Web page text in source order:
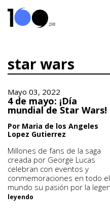
star wars
Mayo 03, 2022
4 de mayo: ¡Día
mundial de Star Wars!
Por Maria de los Angeles
Lopez Gutierrez
Millones de fans de la saga
creada por George Lucas
celebran con eventos y
conmemoraciones en todo el
mundo su pasión por la
leyendo